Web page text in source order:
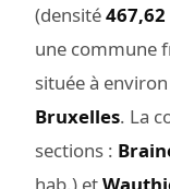
(densité
une commune
située à environ
Bruxelles. La
sections :
hab.) et